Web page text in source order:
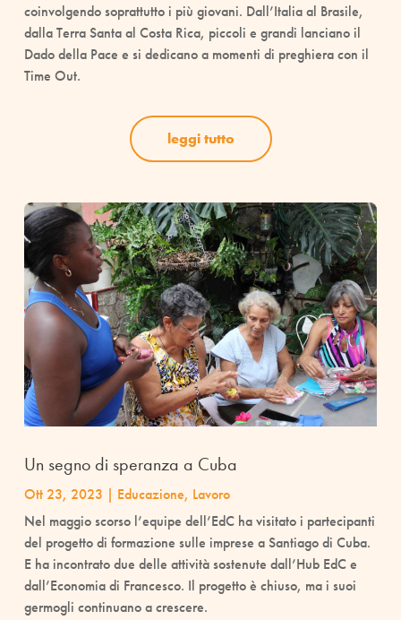
coinvolgendo soprattutto i più giovani. Dall’Italia al Brasile,
dalla Terra Santa al Costa Rica, piccoli e grandi lanciano il
Dado della Pace e si dedicano a momenti di preghiera con il
Time Out.
leggi tutto
Un segno di speranza a Cuba
Ott 23, 2023 | Educazione, Lavoro
Nel maggio scorso l’equipe dell’EdC ha visitato i partecipanti
del progetto di formazione sulle imprese a Santiago di Cuba.
E ha incontrato due delle attività sostenute dall’Hub EdC e
dall’Economia di Francesco. Il progetto è chiuso, ma i suoi
germogli continuano a crescere.